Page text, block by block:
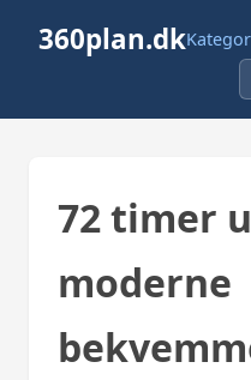
360plan.dk
72 timer
moderne